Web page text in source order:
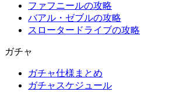
ファフニールの攻略
バアル・ゼブルの攻略
スロータードライブの攻略
ガチャ
ガチャ仕様まとめ
ガチャスケジュール